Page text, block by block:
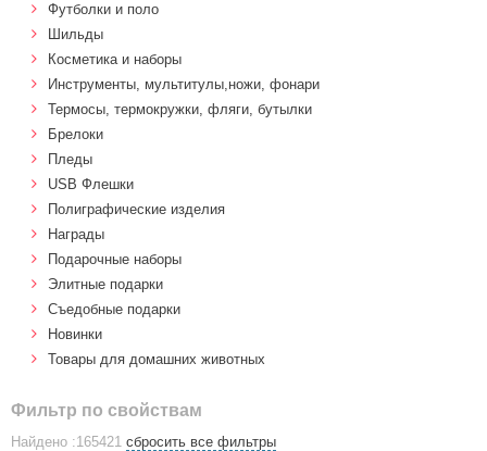
Футболки и поло
Шильды
Косметика и наборы
Инструменты, мультитулы,ножи, фонари
Термосы, термокружки, фляги, бутылки
Брелоки
Пледы
USB Флешки
Полиграфические изделия
Награды
Подарочные наборы
Элитные подарки
Cъедобные подарки
Новинки
Товары для домашних животных
Фильтр по свойствам
Найдено :165421 сбросить все фильтры